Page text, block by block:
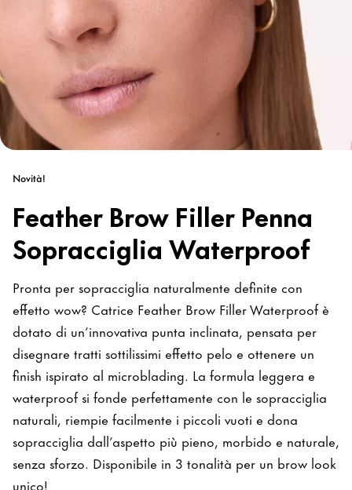
Novità!
Feather Brow Filler Penna
Sopracciglia Waterproof
Pronta per sopracciglia naturalmente definite con
effetto wow? Catrice Feather Brow Filler Waterproof è
dotato di un’innovativa punta inclinata, pensata per
disegnare tratti sottilissimi effetto pelo e ottenere un
finish ispirato al microblading. La formula leggera e
waterproof si fonde perfettamente con le sopracciglia
naturali, riempie facilmente i piccoli vuoti e dona
sopracciglia dall’aspetto più pieno, morbido e naturale,
senza sforzo. Disponibile in 3 tonalità per un brow look
unico!